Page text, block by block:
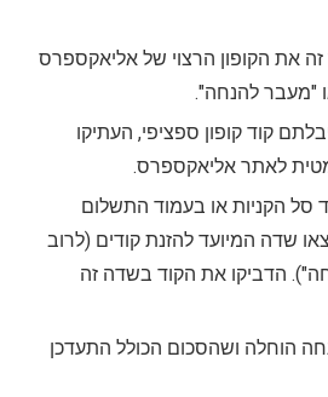
זה את הקופון הרצוי של אליאקספרס
"מעבר להנחה".
קוד קופון ספציפי, העתיקו
לאתר אליאקספרס.
סל הקניות או בעמוד התשלום
שדה המיועד להזנת קודים (לרוב
הדביקו את הקוד בשדה זה
הוחלה ושהסכום הכולל התעדכן